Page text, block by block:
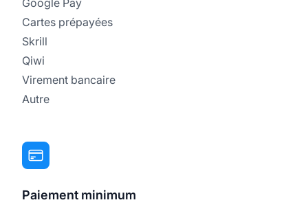
Cartes prépayées
Skrill
Qiwi
Virement bancaire
Autre
Paiement minimum